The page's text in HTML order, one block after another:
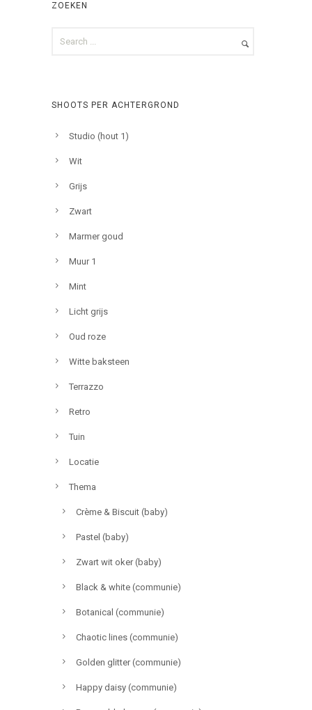
ZOEKEN
SHOOTS PER ACHTERGROND
Studio (hout 1)
Wit
Grijs
Zwart
Marmer goud
Muur 1
Mint
Licht grijs
Oud roze
Witte baksteen
Terrazzo
Retro
Tuin
Locatie
Thema
Crème & Biscuit (baby)
Pastel (baby)
Zwart wit oker (baby)
Black & white (communie)
Botanical (communie)
Chaotic lines (communie)
Golden glitter (communie)
Happy daisy (communie)